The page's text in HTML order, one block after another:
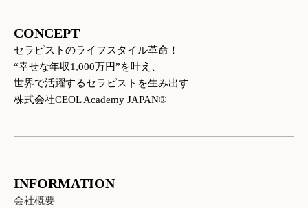
m
CONCEPT
セラピストのライフスタイル革命！
“幸せな年収1,000万円”を叶え、
世界で活躍するセラピストを生み出す
株式会社CEOL Academy JAPAN®
INFORMATION
会社概要